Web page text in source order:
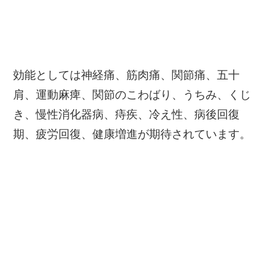
効能としては神経痛、筋肉痛、関節痛、五十
肩、運動麻痺、関節のこわばり、うちみ、くじ
き、慢性消化器病、痔疾、冷え性、病後回復
期、疲労回復、健康増進が期待されています。